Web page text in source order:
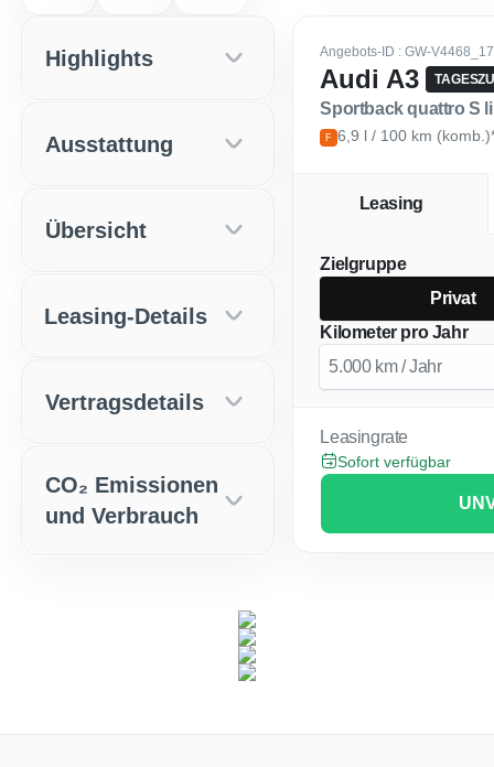
Angebots-ID : GW-
Audi A3
Sportback quattro S
F 6,9 l / 100 km
Leasing
Zielgruppe
Privat
Kilometer pro Jahr
Leasingrate
Sofort verfügbar
Highlights
Ausstattung
Übersicht
Leasing-Details
Vertragsdetails
CO₂ Emissionen
und Verbrauch